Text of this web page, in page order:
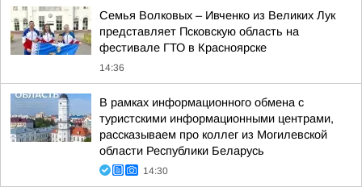
Семья Волковых – Ивченко из Великих Лук
представляет Псковскую область на
фестивале ГТО в Красноярске
14:36
В рамках информационного обмена с
туристскими информационными центрами,
рассказываем про коллег из Могилевской
области Республики Беларусь
14:30